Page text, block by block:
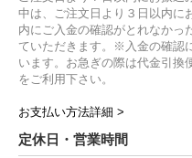
中は、ご注文日より３日以内
内にご入金の確認がとれなかっ
ていただきます。※入金の確認
います。お急ぎの際は代金引換
をご利用下さい。
お支払い方法詳細 >
定休日・営業時間